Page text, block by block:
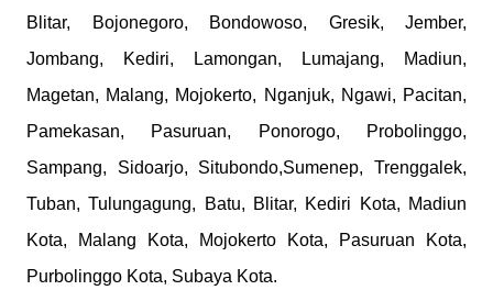
Blitar, Bojonegoro, Bondowoso, Gresik, Jember,
Jombang, Kediri, Lamongan, Lumajang, Madiun,
Magetan, Malang, Mojokerto, Nganjuk, Ngawi, Pacitan,
Pamekasan, Pasuruan, Ponorogo, Probolinggo,
Sampang, Sidoarjo, Situbondo,Sumenep, Trenggalek,
Tuban, Tulungagung, Batu, Blitar, Kediri Kota, Madiun
Kota, Malang Kota, Mojokerto Kota, Pasuruan Kota,
Purbolinggo Kota, Subaya Kota.